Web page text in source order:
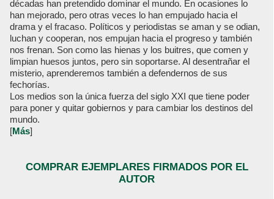
décadas han pretendido dominar el mundo. En ocasiones lo
han mejorado, pero otras veces lo han empujado hacia el
drama y el fracaso. Políticos y periodistas se aman y se odian,
luchan y cooperan, nos empujan hacia el progreso y también
nos frenan. Son como las hienas y los buitres, que comen y
limpian huesos juntos, pero sin soportarse. Al desentrañar el
misterio, aprenderemos también a defendernos de sus
fechorías.
Los medios son la única fuerza del siglo XXI que tiene poder
para poner y quitar gobiernos y para cambiar los destinos del
mundo.
[Más]
COMPRAR EJEMPLARES FIRMADOS POR EL
AUTOR